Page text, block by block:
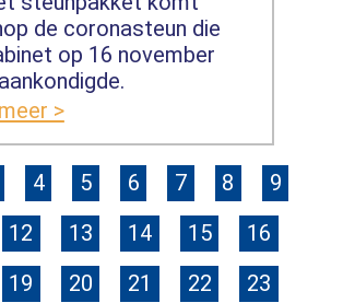
de coronasteun die
op 16 november
>
4 5 6 7 8
9
12 13 14 15
16
19 20 21 22
23